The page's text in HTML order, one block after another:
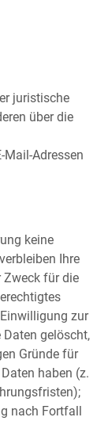
juristische
über die
Mail-Adressen
keine
Ihre
Zweck für die
zur
Daten gelöscht,
Gründe für
haben (z.
nach Fortfall